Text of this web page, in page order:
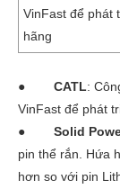
VinFast để phát
hãng
● CATL:
VinFast để phát
● Solid
pin thể rắn. Hứa
hơn so với pin